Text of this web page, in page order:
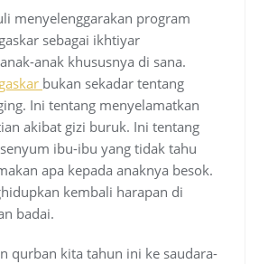
menyelenggarakan program
sebagai ikhtiyar
anak khususnya di sana.
bukan sekadar tentang
Ini tentang menyelamatkan
akibat gizi buruk. Ini tentang
ibu-ibu yang tidak tahu
apa kepada anaknya besok.
kembali harapan di
badai.
qurban kita tahun ini ke saudara-